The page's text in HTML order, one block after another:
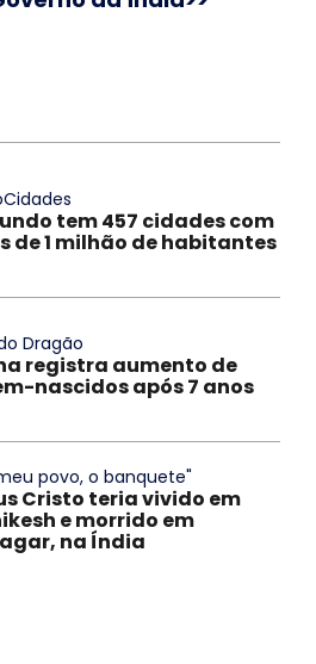
tem 457 cidades com
de 1 milhão de habitantes
Dragão
registra aumento de
nascidos após 7 anos
povo, o banquete"
Cristo teria vivido em
e morrido em
na Índia